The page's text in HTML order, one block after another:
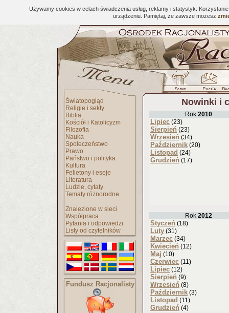
Używamy cookies w celach świadczenia usług, reklamy i statystyk.
urządzeniu. Pamiętaj, że zawsze możesz
Światopogląd
Religie i sekty
Biblia
Kościół i Katolicyzm
Filozofia
Nauka
Społeczeństwo
Prawo
Państwo i polityka
Kultura
Felietony i eseje
Literatura
Ludzie, cytaty
Tematy różnorodne
Znalezione w sieci
Współpraca
Pytania i odpowiedzi
Listy od czytelników
Fundusz Racjonalisty
Nowinki i
Rok 2010
Lipiec (23)
Sierpień (23)
Wrzesień (34)
Październik (20)
Listopad (24)
Grudzień (17)
Rok 2012
Styczeń (18)
Luty (31)
Marzec (34)
Kwiecień (12)
Maj (10)
Czerwiec (11)
Lipiec (12)
Sierpień (9)
Wrzesień (8)
Październik (3)
Listopad (11)
Grudzień (4)